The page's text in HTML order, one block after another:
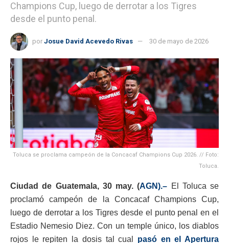
Champions Cup, luego de derrotar a los Tigres
desde el punto penal.
por Josue David Acevedo Rivas 30 de mayo de 2026
Toluca se proclama campeón de la Concacaf Champions Cup 2026. // Foto:
Toluca.
Ciudad de Guatemala, 30 may. (AGN).– El Toluca se
proclamó campeón de la Concacaf Champions Cup,
luego de derrotar a los Tigres desde el punto penal en el
Estadio Nemesio Diez. Con un temple único, los diablos
rojos le repiten la dosis tal cual pasó en el Apertura